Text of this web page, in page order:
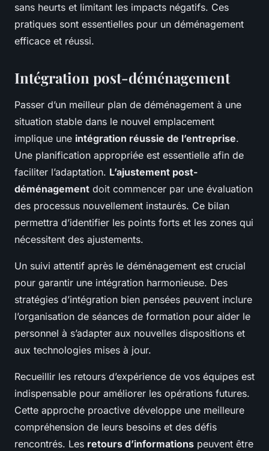
sans heurts et limitant les impacts négatifs. Ces
pratiques sont essentielles pour un déménagement
efficace et réussi.
Intégration post-déménagement
Passer d’un meilleur plan de déménagement à une
situation stable dans le nouvel emplacement
implique une intégration réussie de l’entreprise.
Une planification appropriée est essentielle afin de
faciliter l’adaptation. L’ajustement post-
déménagement doit commencer par une évaluation
des processus nouvellement instaurés. Ce bilan
permettra d’identifier les points forts et les zones qui
nécessitent des ajustements.
Un suivi attentif après le déménagement est crucial
pour garantir une intégration harmonieuse. Des
stratégies d’intégration bien pensées peuvent inclure
l’organisation de séances de formation pour aider le
personnel à s’adapter aux nouvelles dispositions et
aux technologies mises à jour.
Recueillir les retours d’expérience de vos équipes est
indispensable pour améliorer les opérations futures.
Cette approche proactive développe une meilleure
compréhension de leurs besoins et des défis
rencontrés. Les retours d’informations peuvent être